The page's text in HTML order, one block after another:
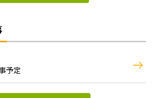
予定